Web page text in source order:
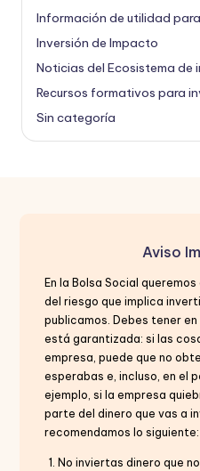
Información de utilidad
Inversión de Impacto
Noticias del Ecosistema de
Recursos formativos para
Sin categoría
Aviso
En la Bolsa Social
del riesgo que implica
publicamos. Debes tener
está garantizada: si las
empresa, puede que no
esperabas e, incluso, en el
ejemplo, si la empresa
parte del dinero que vas a
recomendamos lo siguiente:
No inviertas dinero que